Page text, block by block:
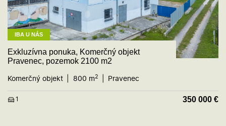
IBA U NÁS
Exkluzívna ponuka, Komerčný objekt
Pravenec, pozemok 2100 m2
Komerčný objekt
800 m2 Pravenec
1 350 000 €